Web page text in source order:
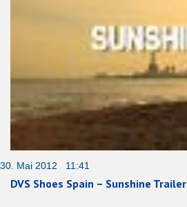
30. Mai 2012 11:41
DVS Shoes Spain – Sunshine Trailer